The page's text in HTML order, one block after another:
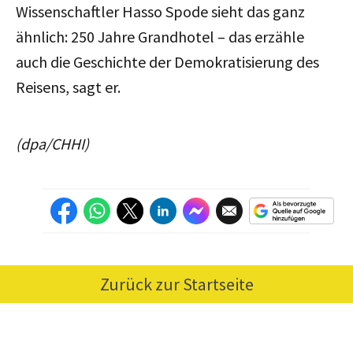
Wissenschaftler Hasso Spode sieht das ganz
ähnlich: 250 Jahre Grandhotel – das erzähle
auch die Geschichte der Demokratisierung des
Reisens, sagt er.
(dpa/CHHI)
Zurück zur Startseite